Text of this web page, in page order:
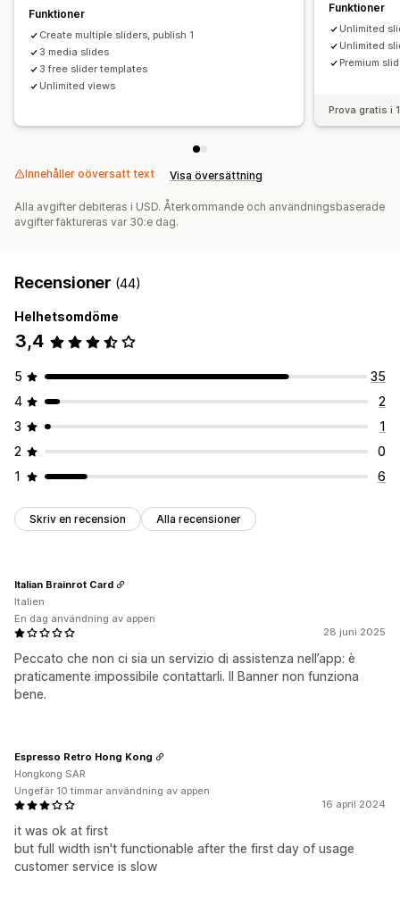
Funktioner
Create multiple sliders, publish 1
3 media slides
3 free slider templates
Unlimited views
Funktioner
Unlimited
Unlimited
Premium
Prova gratis i
Innehåller oöversatt text Visa översättning
Alla avgifter debiteras i USD. Återkommande och användningsbaserade
avgifter faktureras var 30:e dag.
Recensioner (44)
Helhetsomdöme
3,4
5
35
4
2
3
1
2
0
1
6
Skriv en recension Alla recensioner
28 juni 2025
Peccato che non ci sia un servizio di assistenza nell’app: è
praticamente impossibile contattarli. Il Banner non funziona
bene.
Italian Brainrot Card
Italien
En dag användning av appen
16 april 2024
it was ok at first
but full width isn't functionable after the first day of usage
customer service is slow
Espresso Retro Hong Kong
Hongkong SAR
Ungefär 10 timmar användning av appen